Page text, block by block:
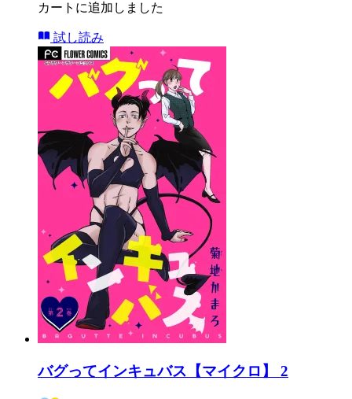
カートに追加しました
試し読み
バグってインキュバス【マイクロ】 2